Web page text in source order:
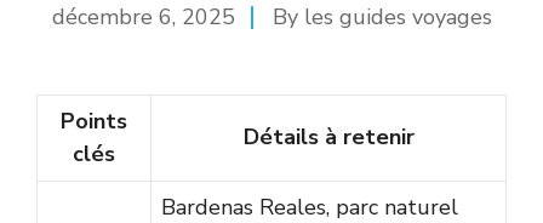
décembre 6, 2025 By les guides voyages
Points
clés
Détails à retenir
Bardenas Reales, parc naturel